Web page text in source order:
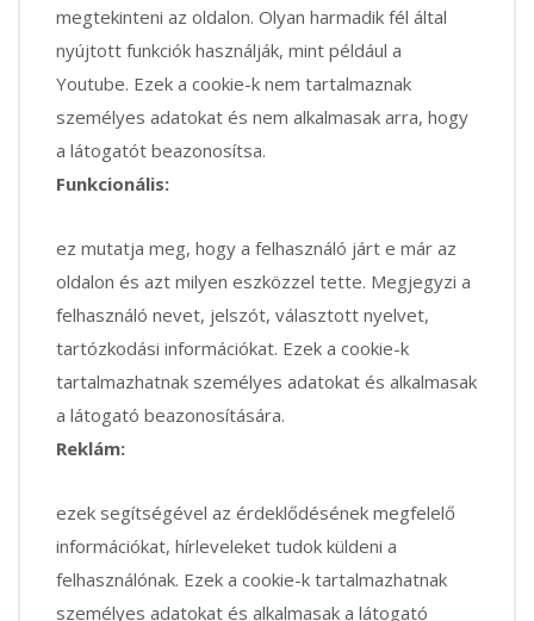
megtekinteni az oldalon. Olyan harmadik fél által
nyújtott funkciók használják, mint például a
Youtube. Ezek a cookie-k nem tartalmaznak
személyes adatokat és nem alkalmasak arra, hogy
a látogatót beazonosítsa.
Funkcionális:
ez mutatja meg, hogy a felhasználó járt e már az
oldalon és azt milyen eszközzel tette. Megjegyzi a
felhasználó nevet, jelszót, választott nyelvet,
tartózkodási információkat. Ezek a cookie-k
tartalmazhatnak személyes adatokat és alkalmasak
a látogató beazonosítására.
Reklám:
ezek segítségével az érdeklődésének megfelelő
információkat, hírleveleket tudok küldeni a
felhasználónak. Ezek a cookie-k tartalmazhatnak
személyes adatokat és alkalmasak a látogató